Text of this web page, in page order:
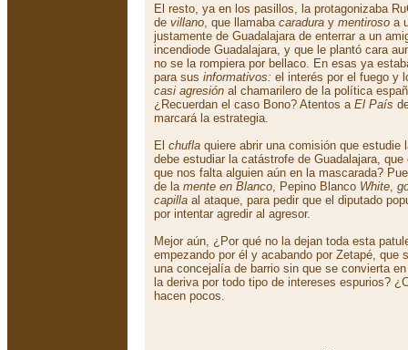
El resto, ya en los pasillos, la protagonizaba
de villano, que llamaba caradura y mentiroso a
justamente de Guadalajara de enterrar a un
incendiode Guadalajara, y que le plantó cara
no se la rompiera por bellaco. En esas ya
para sus informativos: el interés por el fuego y
casi agresión al chamarilero de la política
¿Recuerdan el caso Bono? Atentos a El País
marcará la estrategia.
El chufla quiere abrir una comisión que estudie
debe estudiar la catástrofe de Guadalajara,
que nos falta alguien aún en la mascarada?
de la mente en Blanco, Pepino Blanco White,
capilla al ataque, para pedir que el diputado
por intentar agredir al agresor.
Mejor aún, ¿Por qué no la dejan toda esta
empezando por él y acabando por Zetapé, que
una concejalía de barrio sin que se convierta
la deriva por todo tipo de intereses espurios?
hacen pocos.